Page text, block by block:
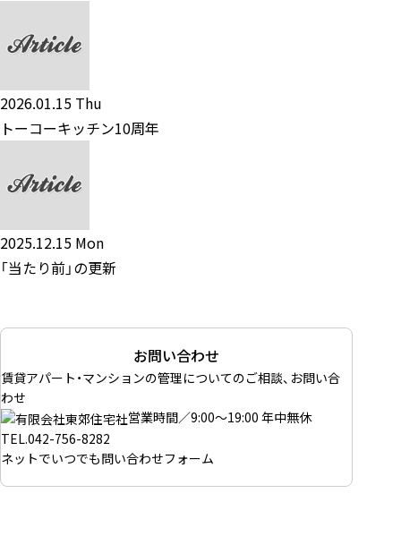
2026.01.15 Thu
トーコーキッチン10周年
2025.12.15 Mon
「当たり前」の更新
お問い合わせ
賃貸アパート・マンションの管理についてのご相談、お問い合
わせ
営業時間／9:00～19:00 年中無休
TEL.042-756-8282
ネットでいつでも問い合わせフォーム